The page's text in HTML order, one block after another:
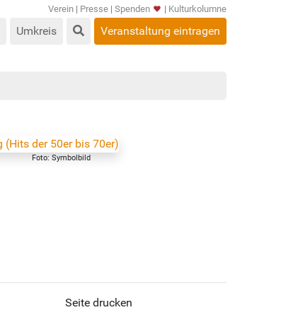
Verein | Presse | Spenden | Kulturkolumne
Umkreis Veranstaltung eintragen
Foto: Symbolbild
Seite drucken